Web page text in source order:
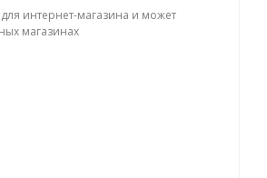
интернет-магазина и может
магазинах